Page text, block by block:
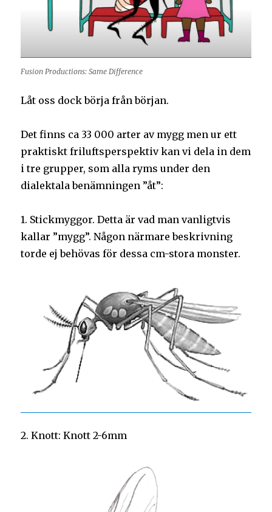
Fusion Productions: Same Difference
Låt oss dock börja från början.
Det finns ca 33 000 arter av mygg men ur ett
praktiskt friluftsperspektiv kan vi dela in dem
i tre grupper, som alla ryms under den
dialektala benämningen ”åt”:
1. Stickmyggor. Detta är vad man vanligtvis
kallar ”mygg”. Någon närmare beskrivning
torde ej behövas för dessa cm-stora monster.
2. Knott: Knott 2-6mm